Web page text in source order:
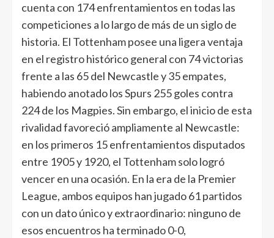
cuenta con 174 enfrentamientos en todas las
competiciones a lo largo de más de un siglo de
historia. El Tottenham posee una ligera ventaja
en el registro histórico general con 74 victorias
frente a las 65 del Newcastle y 35 empates,
habiendo anotado los Spurs 255 goles contra
224 de los Magpies. Sin embargo, el inicio de esta
rivalidad favoreció ampliamente al Newcastle:
en los primeros 15 enfrentamientos disputados
entre 1905 y 1920, el Tottenham solo logró
vencer en una ocasión. En la era de la Premier
League, ambos equipos han jugado 61 partidos
con un dato único y extraordinario: ninguno de
esos encuentros ha terminado 0-0,